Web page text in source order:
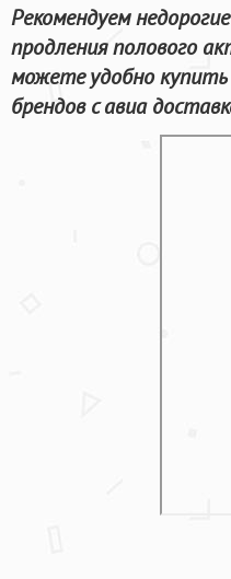
Рекомендуем
продления полового
можете удобно
брендов с авиа